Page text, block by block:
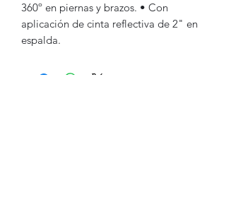
360º en piernas y brazos. • Con
aplicación de cinta reflectiva de 2" en
espalda.